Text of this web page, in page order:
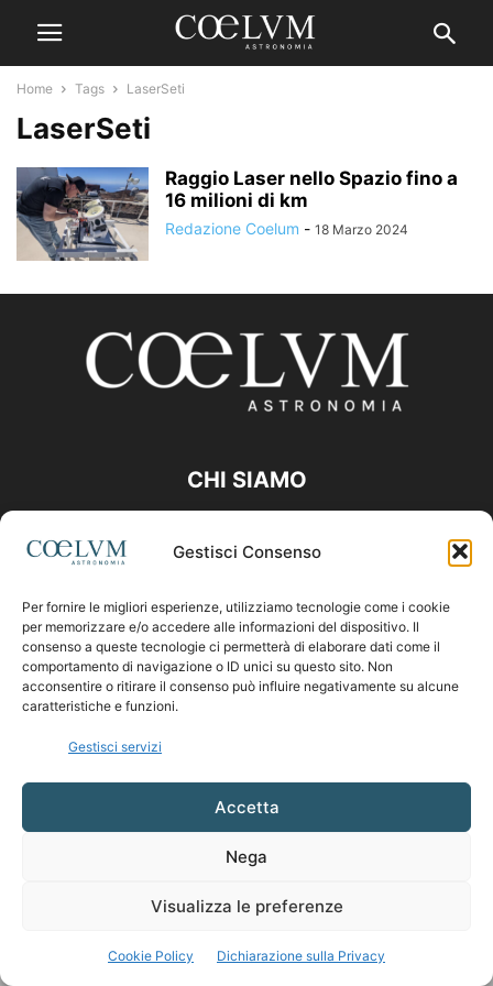
Gestisci Consenso
Per fornire le migliori esperienze, utilizziamo tecnologie come i cookie
per memorizzare e/o accedere alle informazioni del dispositivo. Il
consenso a queste tecnologie ci permetterà di elaborare dati come il
comportamento di navigazione o ID unici su questo sito. Non
acconsentire o ritirare il consenso può influire negativamente su alcune
caratteristiche e funzioni.
Gestisci servizi
Accetta
Nega
Visualizza le preferenze
Cookie Policy Dichiarazione sulla Privacy
Home Tags LaserSeti
LaserSeti
Raggio Laser nello Spazio fino a
16 milioni di km
Redazione Coelum - 18 Marzo 2024
CHI SIAMO
Contattaci:coelumastro@coelum.com
SEGUICI